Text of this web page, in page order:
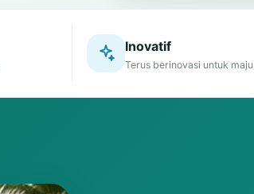
Inovatif
Terus berinovasi untuk maju